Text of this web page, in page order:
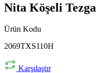
Nita Köşeli
Ürün Kodu
2069TXS110H
Karşılaştır